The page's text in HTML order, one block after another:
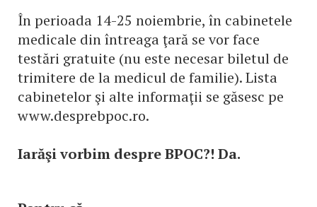
În perioada 14-25 noiembrie, în cabinetele
medicale din întreaga ţară se vor face
testări gratuite (nu este necesar biletul de
trimitere de la medicul de familie). Lista
cabinetelor şi alte informaţii se găsesc pe
www.desprebpoc.ro.
Iarăşi vorbim despre BPOC?! Da.